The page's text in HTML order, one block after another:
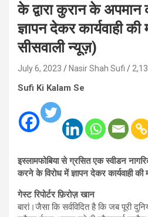
के द्वारा कुरान के
ज्ञापन देकर कार्यवाही
सीसवाली न्यूज़)
July 6, 2023 Nasir Shah Sufi
Sufi Ki Kalam Se
इस्लामफोबिया से ग्रसित एक स्वीडन
करने के विरोध में ज्ञापन देकर कार्यवाही की
गेस्ट रिपोर्टर फ़िरोज़ खान
बारां।जैसा कि सर्वविदित है कि जब पूरी